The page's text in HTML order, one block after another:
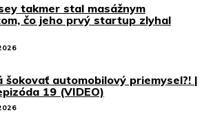
takmer stal masážnym
čo jeho prvý startup zlyhal
automobilový priemysel?! |
19 (VIDEO)